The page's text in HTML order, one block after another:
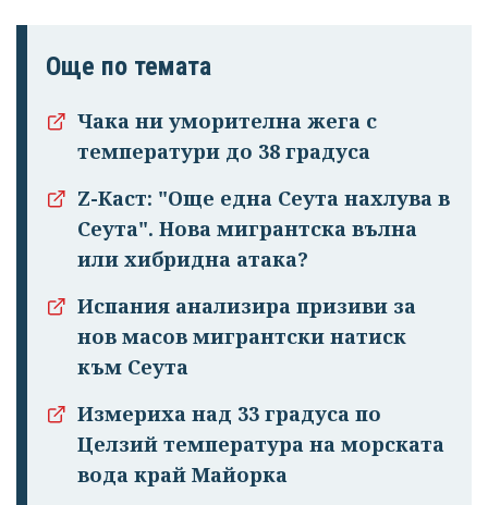
излязохте от
профила си!
Още по темата
Чака ни уморителна жега с
температури до 38 градуса
Z-Каст: "Още една Сеута нахлува в
Сеута". Нова мигрантска вълна
или хибридна атака?
Испания анализира призиви за
нов масов мигрантски натиск
към Сеута
Измериха над 33 градуса по
Целзий температура на морската
вода край Майорка